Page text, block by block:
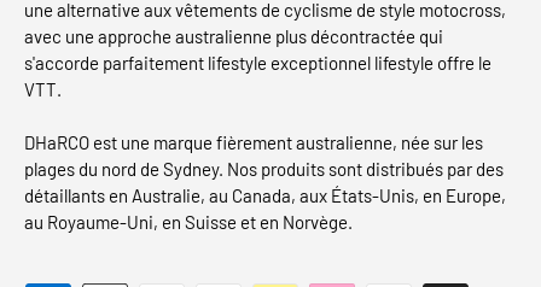
une alternative aux vêtements de cyclisme de style motocross,
avec une approche australienne plus décontractée qui
s'accorde parfaitement lifestyle exceptionnel lifestyle offre le
VTT.
DHaRCO est une marque fièrement australienne, née sur les
plages du nord de Sydney. Nos produits sont distribués par des
détaillants en Australie, au Canada, aux États-Unis, en Europe,
au Royaume-Uni, en Suisse et en Norvège.